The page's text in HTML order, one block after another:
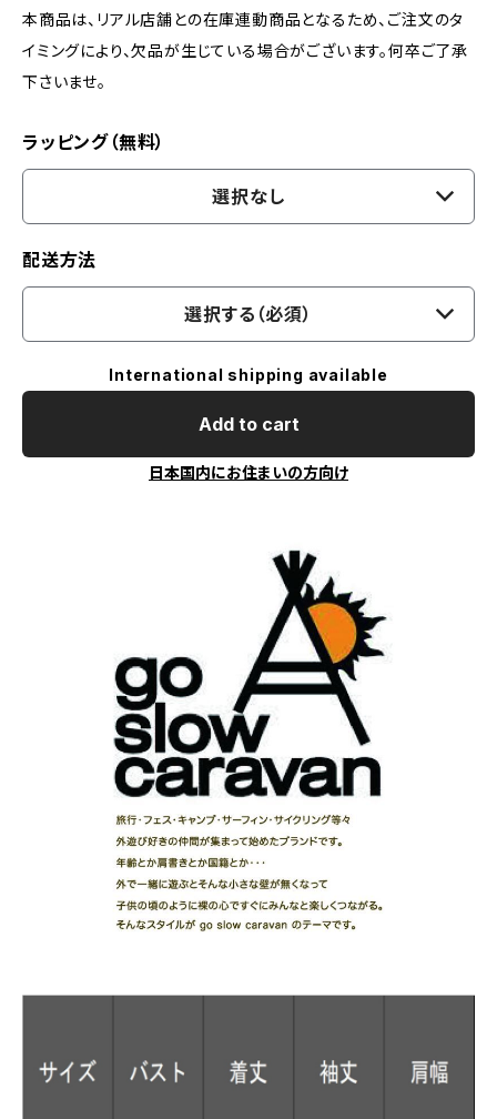
本商品は、リアル店舗との在庫連動商品となるため、ご注文のタ
イミングにより、欠品が生じている場合がございます。何卒ご了承
下さいませ。
ラッピング（無料）
選択なし
配送方法
選択する（必須）
International shipping available
Add to cart
日本国内にお住まいの方向け